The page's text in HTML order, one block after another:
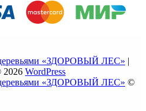
деревьями «ЗДОРОВЫЙ ЛЕС» |
2026 WordPress
деревьями «ЗДОРОВЫЙ ЛЕС» ©